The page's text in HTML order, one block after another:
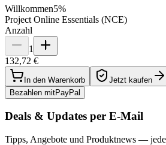
Willkommen5%
Project Online Essentials (NCE)
Anzahl
1
132,72 €
In den Warenkorb
Jetzt kaufen
Bezahlen mitPayPal
Deals & Updates per E-Mail
Tipps, Angebote und Produktnews —